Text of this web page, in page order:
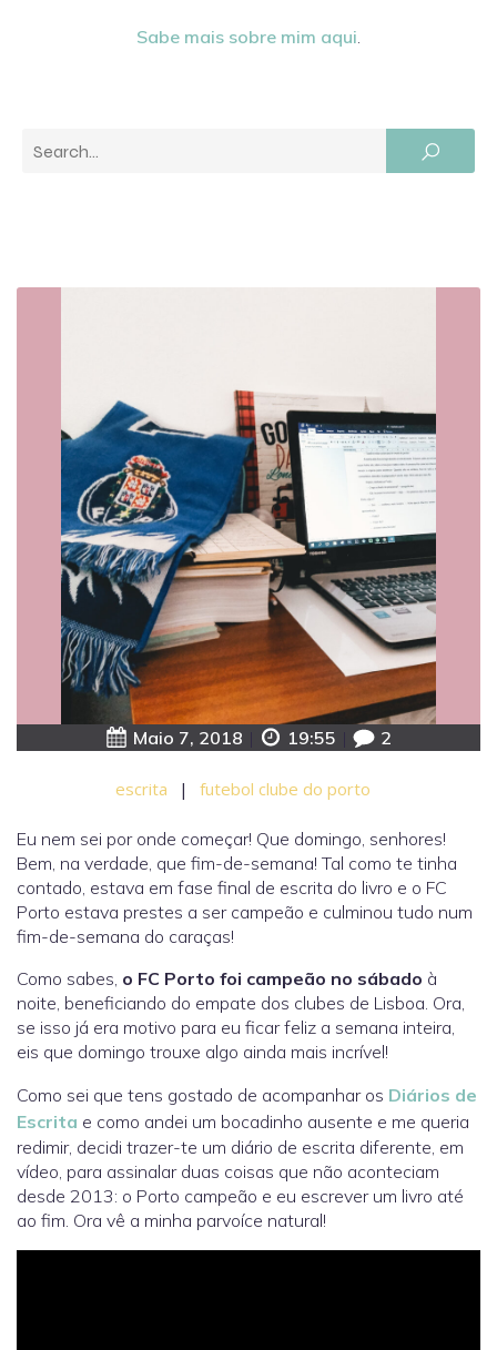
Sabe mais sobre mim aqui.
Maio 7, 2018 19:55 2
escrita | futebol clube do porto
Eu nem sei por onde começar! Que domingo, senhores!
Bem, na verdade, que fim-de-semana! Tal como te tinha
contado, estava em fase final de escrita do livro e o FC
Porto estava prestes a ser campeão e culminou tudo num
fim-de-semana do caraças!
Como sabes, o FC Porto foi campeão no sábado à
noite, beneficiando do empate dos clubes de Lisboa. Ora,
se isso já era motivo para eu ficar feliz a semana inteira,
eis que domingo trouxe algo ainda mais incrível!
Como sei que tens gostado de acompanhar os Diários de
Escrita e como andei um bocadinho ausente e me queria
redimir, decidi trazer-te um diário de escrita diferente, em
vídeo, para assinalar duas coisas que não aconteciam
desde 2013: o Porto campeão e eu escrever um livro até
ao fim. Ora vê a minha parvoíce natural!